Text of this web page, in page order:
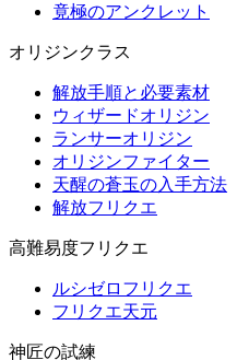
竟極のアンクレット
オリジンクラス
解放手順と必要素材
ウィザードオリジン
ランサーオリジン
オリジンファイター
天醒の蒼玉の入手方法
解放フリクエ
高難易度フリクエ
ルシゼロフリクエ
フリクエ天元
神匠の試練